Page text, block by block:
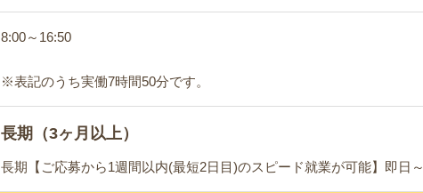
8:00～16:50
※表記のうち実働7時間50分です。
長期（3ヶ月以上）
長期【ご応募から1週間以内(最短2日目)のスピード就業が可能】即日～